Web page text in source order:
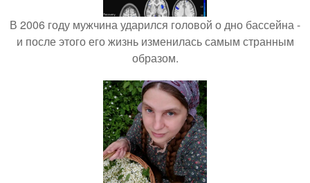
В 2006 году мужчина ударился головой о дно бассейна -
и после этого его жизнь изменилась самым странным
образом.